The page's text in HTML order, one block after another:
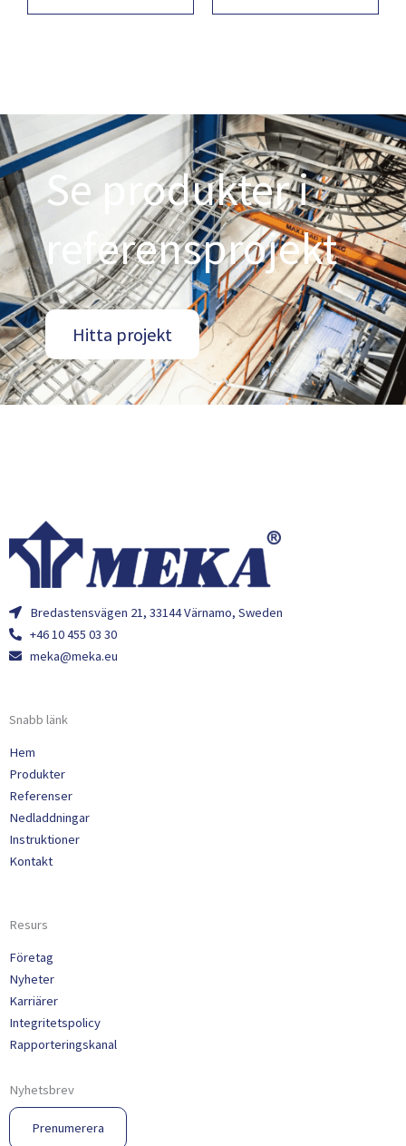
Se produkter i
referensprojekt
Hitta projekt
Bredastensvägen 21, 33144 Värnamo, Sweden
+46 10 455 03 30
meka@meka.eu
Snabb länk
Hem
Produkter
Referenser
Nedladdningar
Instruktioner
Kontakt
Resurs
Företag
Nyheter
Karriärer
Integritetspolicy
Rapporteringskanal
Nyhetsbrev
Prenumerera